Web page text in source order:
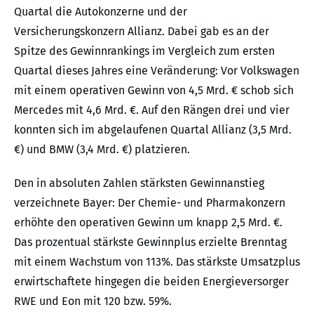
Quartal die Autokonzerne und der
Versicherungskonzern Allianz. Dabei gab es an der
Spitze des Gewinnrankings im Vergleich zum ersten
Quartal dieses Jahres eine Veränderung: Vor Volkswagen
mit einem operativen Gewinn von 4,5 Mrd. € schob sich
Mercedes mit 4,6 Mrd. €. Auf den Rängen drei und vier
konnten sich im abgelaufenen Quartal Allianz (3,5 Mrd.
€) und BMW (3,4 Mrd. €) platzieren.
Den in absoluten Zahlen stärksten Gewinnanstieg
verzeichnete Bayer: Der Chemie- und Pharmakonzern
erhöhte den operativen Gewinn um knapp 2,5 Mrd. €.
Das prozentual stärkste Gewinnplus erzielte Brenntag
mit einem Wachstum von 113%. Das stärkste Umsatzplus
erwirtschaftete hingegen die beiden Energieversorger
RWE und Eon mit 120 bzw. 59%.